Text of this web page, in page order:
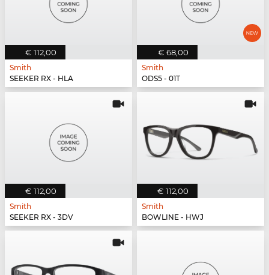
€ 112,00
Smith
SEEKER RX - HLA
€ 68,00
Smith
ODS5 - 01T
€ 112,00
Smith
SEEKER RX - 3DV
€ 112,00
Smith
BOWLINE - HWJ